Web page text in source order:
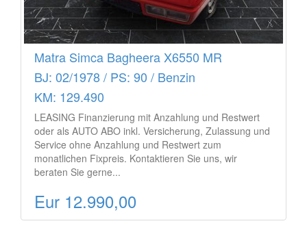
Matra Simca Bagheera X6550 MR
BJ: 02/1978 / PS: 90 / Benzin
KM: 129.490
LEASING Finanzierung mit Anzahlung und Restwert
oder als AUTO ABO inkl. Versicherung, Zulassung und
Service ohne Anzahlung und Restwert zum
monatlichen Fixpreis. Kontaktieren Sie uns, wir
beraten Sie gerne...
Eur 12.990,00